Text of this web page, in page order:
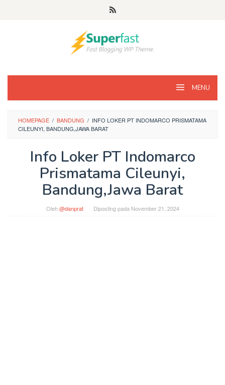
MENU
HOMEPAGE / BANDUNG / INFO LOKER PT INDOMARCO PRISMATAMA
CILEUNYI, BANDUNG,JAWA BARAT
Info Loker PT Indomarco
Prismatama Cileunyi,
Bandung,Jawa Barat
Oleh@danprat Diposting pada November 21, 2024